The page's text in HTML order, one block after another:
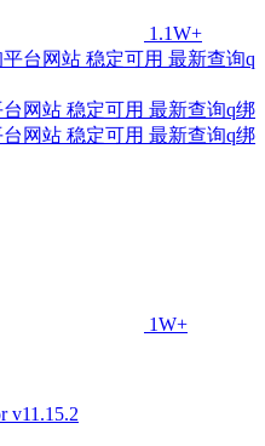
1.1W+
网站 稳定可用 最新查询q绑
网站 稳定可用 最新查询q绑
1W+
v11.15.2